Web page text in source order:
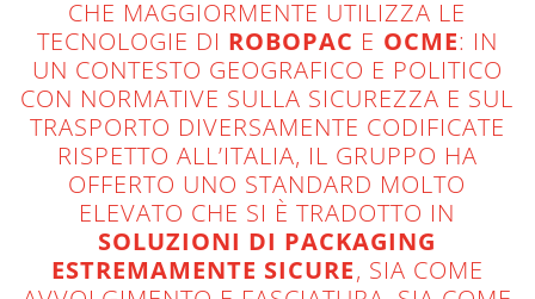
CHE MAGGIORMENTE UTILIZZA LE
TECNOLOGIE DI ROBOPAC E OCME: IN
UN CONTESTO GEOGRAFICO E POLITICO
CON NORMATIVE SULLA SICUREZZA E SUL
TRASPORTO DIVERSAMENTE CODIFICATE
RISPETTO ALL’ITALIA, IL GRUPPO HA
OFFERTO UNO STANDARD MOLTO
ELEVATO CHE SI È TRADOTTO IN
SOLUZIONI DI PACKAGING
ESTREMAMENTE SICURE, SIA COME